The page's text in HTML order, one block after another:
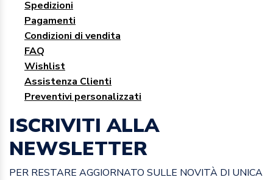
Spedizioni
Pagamenti
Condizioni di vendita
FAQ
Wishlist
Assistenza Clienti
Preventivi personalizzati
ISCRIVITI ALLA
NEWSLETTER
PER RESTARE AGGIORNATO SULLE NOVITÀ DI UNICA